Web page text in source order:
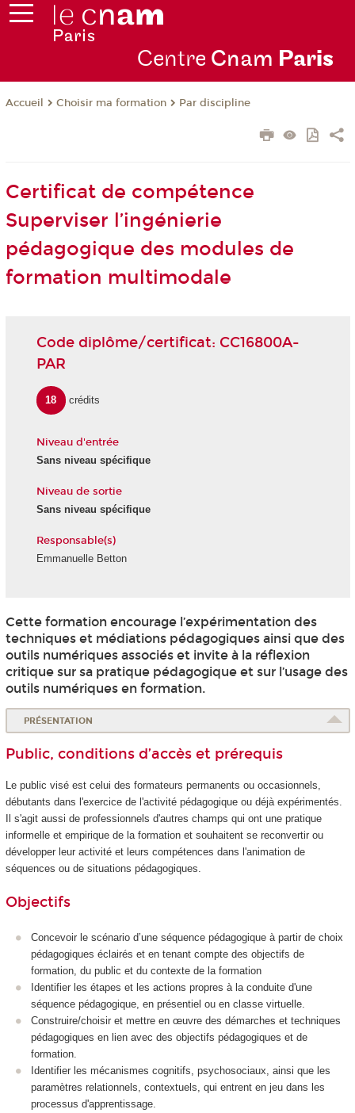
Centre Cnam Paris
Accueil Choisir ma formation Par discipline
Certificat de compétence
Superviser l’ingénierie
pédagogique des modules de
formation multimodale
Code diplôme/certificat: CC16800A-
PAR
18 crédits
Niveau d'entrée
Sans niveau spécifique
Niveau de sortie
Sans niveau spécifique
Responsable(s)
Emmanuelle Betton
Cette formation encourage l’expérimentation des
techniques et médiations pédagogiques ainsi que des
outils numériques associés et invite à la réflexion
critique sur sa pratique pédagogique et sur l’usage des
outils numériques en formation.
PRÉSENTATION
Public, conditions d’accès et prérequis
Le public visé est celui des formateurs permanents ou occasionnels,
débutants dans l'exercice de l'activité pédagogique ou déjà expérimentés.
Il s'agit aussi de professionnels d'autres champs qui ont une pratique
informelle et empirique de la formation et souhaitent se reconvertir ou
développer leur activité et leurs compétences dans l'animation de
séquences ou de situations pédagogiques.
Objectifs
Concevoir le scénario d’une séquence pédagogique à partir de choix
pédagogiques éclairés et en tenant compte des objectifs de
formation, du public et du contexte de la formation
Identifier les étapes et les actions propres à la conduite d'une
séquence pédagogique, en présentiel ou en classe virtuelle.
Construire/choisir et mettre en œuvre des démarches et techniques
pédagogiques en lien avec des objectifs pédagogiques et de
formation.
Identifier les mécanismes cognitifs, psychosociaux, ainsi que les
paramètres relationnels, contextuels, qui entrent en jeu dans les
processus d'apprentissage.